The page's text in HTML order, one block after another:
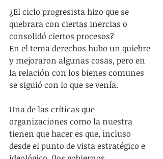
¿El ciclo progresista hizo que se
quebrara con ciertas inercias o
consolidó ciertos procesos?
En el tema derechos hubo un quiebre
y mejoraron algunas cosas, pero en
la relación con los bienes comunes
se siguió con lo que se venía.
Una de las críticas que
organizaciones como la nuestra
tienen que hacer es que, incluso
desde el punto de vista estratégico e